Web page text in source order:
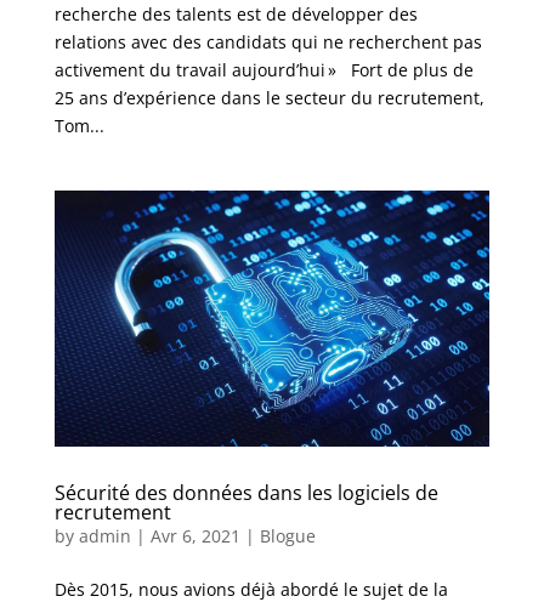
recherche des talents est de développer des
relations avec des candidats qui ne recherchent pas
activement du travail aujourd’hui » Fort de plus de
25 ans d’expérience dans le secteur du recrutement,
Tom...
Sécurité des données dans les logiciels de
recrutement
by admin | Avr 6, 2021 | Blogue
Dès 2015, nous avions déjà abordé le sujet de la